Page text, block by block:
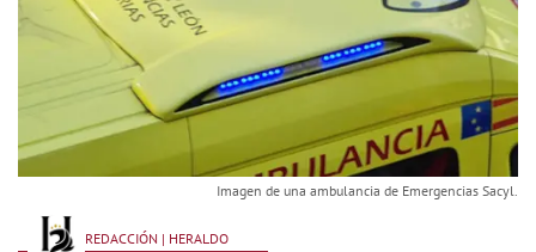
Imagen de una ambulancia de Emergencias Sacyl.
REDACCIÓN | HERALDO